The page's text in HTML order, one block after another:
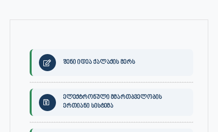
შენი იდეა ქალაქის მერს
ელექტრონული მმართბველობის
ერთიანი სისტემა